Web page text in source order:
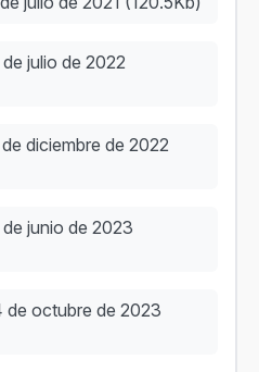
julio de 2022
diciembre de 2022
junio de 2023
octubre de 2023